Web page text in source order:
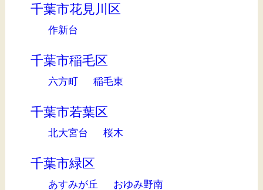
千葉市花見川区
作新台
千葉市稲毛区
六方町 稲毛東
千葉市若葉区
北大宮台 桜木
千葉市緑区
あすみが丘 おゆみ野南